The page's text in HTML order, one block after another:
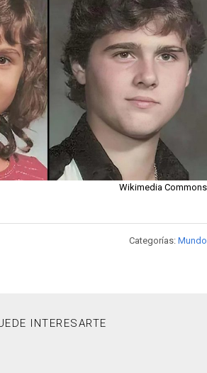
Wikimedia Commons
Categorías: Mundo
INTERESARTE